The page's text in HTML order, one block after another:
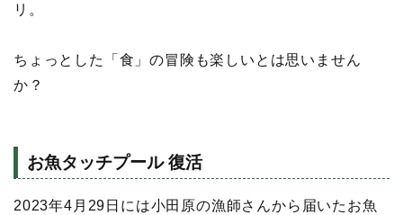
リ。
ちょっとした「食」の冒険も楽しいとは思いません
か？
お魚タッチプール 復活
2023年4月29日には小田原の漁師さんから届いたお魚